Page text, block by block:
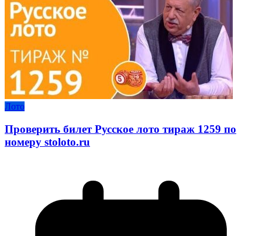
Лото
Проверить билет Русское лото тираж 1259 по
номеру stoloto.ru